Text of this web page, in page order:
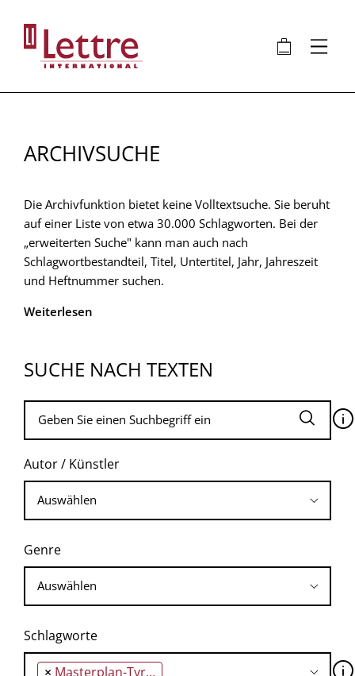
Inhalt
🛍 ⋮
ARCHIVSUCHE
Die Archivfunktion bietet keine Volltextsuche. Sie beruht
auf einer Liste von etwa 30.000 Schlagworten. Bei der
„erweiterten Suche" kann man auch nach
Schlagwortbestandteil, Titel, Untertitel, Jahr, Jahreszeit
und Heftnummer suchen.
Weiterlesen
SUCHE NACH TEXTEN
🛈
Autor / Künstler
Genre
Schlagworte
× Masterplan-Tyrannei 🛈